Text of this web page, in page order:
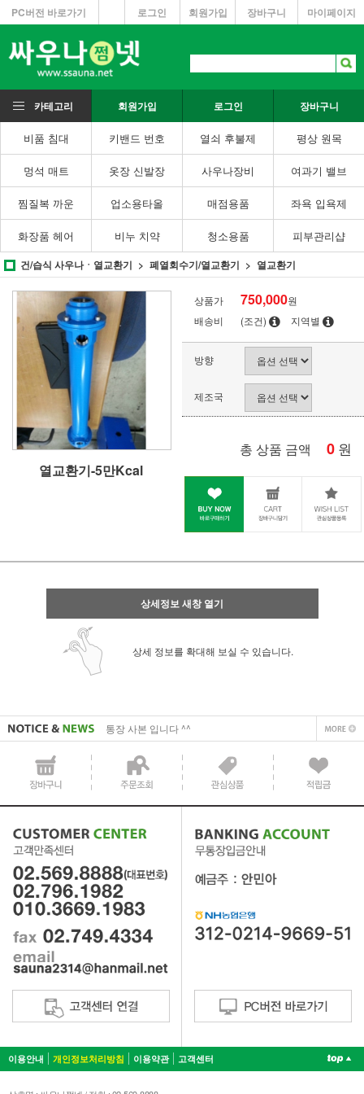
PC버전 바로가기 마이페이지
장바구니
회원가입
로그인
카테고리 회원가입 로그인 장바구니
비품 침대 키밴드 번호 열쇠 후불제 평상 원목
멍석 매트 옷장 신발장 사우나장비 여과기 밸브
찜질복 까운 업소용타올 매점용품 좌욕 입욕제
화장품 헤어 비누 치약 청소용품 피부관리샵
건/습식 사우나ㆍ열교환기 폐열회수기/열교환기 열교환기
열교환기-5만Kcal
상품가 750,000원
배송비
(조건) 지역별
방향
제조국
총 상품 금액 0 원
상세정보 새창 열기
상세 정보를 확대해 보실 수 있습니다.
사업자 사본 입니다^^
통장 사본 입니다 ^^
이용안내 개인정보처리방침 이용약관 고객센터